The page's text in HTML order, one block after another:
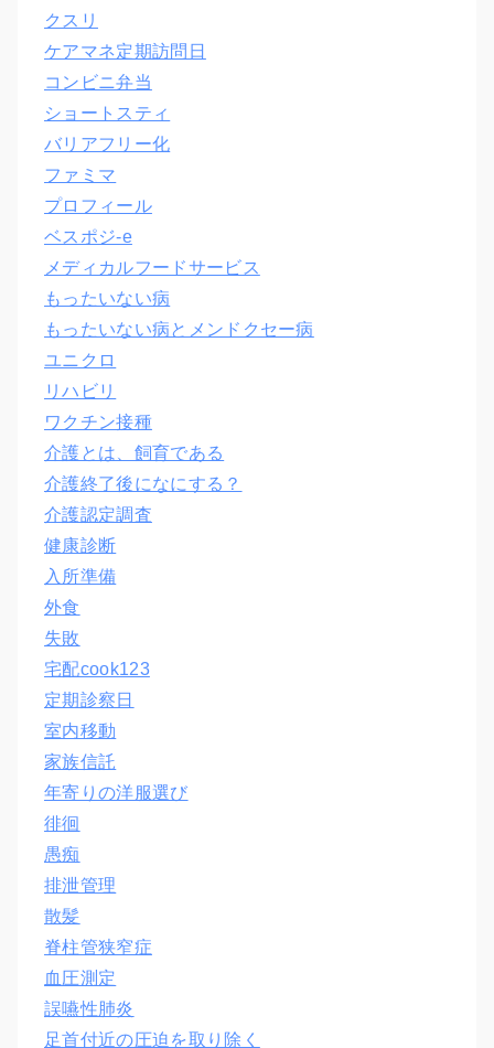
クスリ
ケアマネ定期訪問日
コンビニ弁当
ショートスティ
バリアフリー化
ファミマ
プロフィール
ベスポジ-e
メディカルフードサービス
もったいない病
もったいない病とメンドクセー病
ユニクロ
リハビリ
ワクチン接種
介護とは、飼育である
介護終了後になにする？
介護認定調査
健康診断
入所準備
外食
失敗
宅配cook123
定期診察日
室内移動
家族信託
年寄りの洋服選び
徘徊
愚痴
排泄管理
散髪
脊柱管狭窄症
血圧測定
誤嚥性肺炎
足首付近の圧迫を取り除く